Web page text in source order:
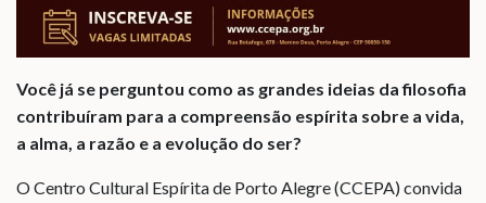
Você já se perguntou como as grandes ideias da filosofia
contribuíram para a compreensão espírita sobre a vida,
a alma, a razão e a evolução do ser?
O Centro Cultural Espírita de Porto Alegre (CCEPA) convida